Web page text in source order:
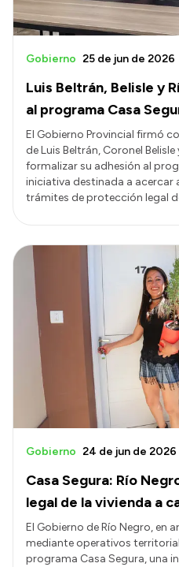
Luis Beltrán, Belisle y
al programa Casa
Gobierno 25 de jun de 2026
El Gobierno Provincial firmó
de Luis Beltrán, Coronel
formalizar su adhesión al
iniciativa destinada a acercar
trámites de protección legal
Casa Segura: Río
legal de la vivienda a
Gobierno 24 de jun de 2026
El Gobierno de Río Negro, en
mediante operativos
programa Casa Segura, una